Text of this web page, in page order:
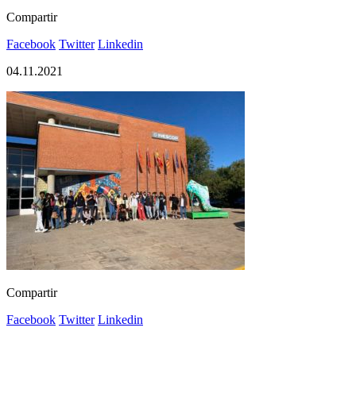
Compartir
Facebook Twitter Linkedin
04.11.2021
Compartir
Facebook Twitter Linkedin